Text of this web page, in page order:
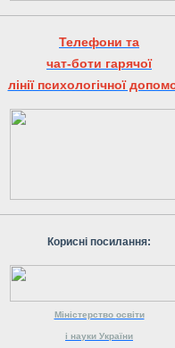
Телефони та
чат-боти гарячої
лінії психологічної
Корисні посилання:
Міністерство освіти
і науки України